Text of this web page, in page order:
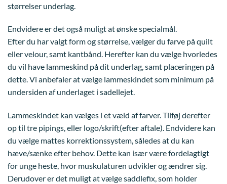
størrelser underlag.
Endvidere er det også muligt at ønske specialmål.
Efter du har valgt form og størrelse, vælger du farve på quilt
eller velour, samt kantbånd. Herefter kan du vælge hvorledes
du vil have lammeskind på dit underlag, samt placeringen på
dette. Vi anbefaler at vælge lammeskindet som minimum på
undersiden af underlaget i sadellejet.
Lammeskindet kan vælges i et væld af farver. Tilføj derefter
op til tre pipings, eller logo/skrift(efter aftale). Endvidere kan
du vælge mattes korrektionssystem, således at du kan
hæve/sænke efter behov. Dette kan især være fordelagtigt
for unge heste, hvor muskulaturen udvikler og ændrer sig.
Derudover er det muligt at vælge saddlefix, som holder